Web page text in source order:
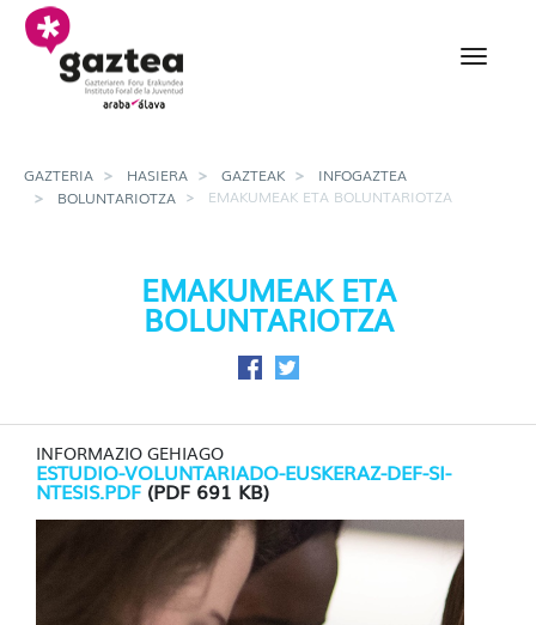
Eduki nagusira joan
Emakumeak eta
GAZTERIA HASIERA GAZTEAK
INFOGAZTEA
BOLUNTARIOTZA
EMAKUMEAK ETA BOLUNTARIOTZA
EMAKUMEAK ETA
BOLUNTARIOTZA
Facebook-en partekatu
Twitter-en partekatu
INFORMAZIO GEHIAGO
ESTUDIO-VOLUNTARIADO-EUSKERAZ-DEF-SI-
NTESIS.PDF (PDF 691 KB)